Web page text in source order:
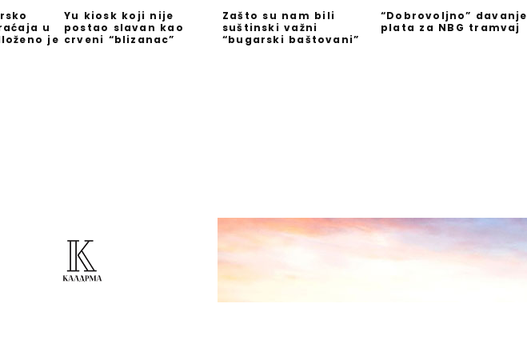
u
je
Yu kiosk koji nije
postao slavan kao
crveni “blizanac”
Zašto su nam bili
suštinski važni
“bugarski baštovani”
“Dobrovoljno” davanje
plata za NBG tramvaj